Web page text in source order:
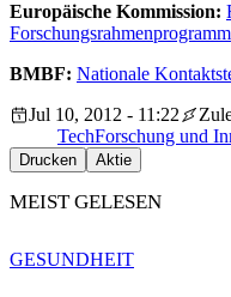
Europäische Kommission:
Forschungsrahmenprogramm
BMBF: Nationale
Jul 10, 2012 - 11:22
TechForschung und
Drucken Aktie
MEIST GELESEN
GESUNDHEIT